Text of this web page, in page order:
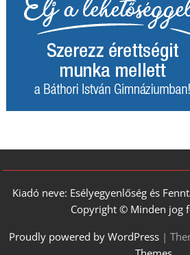
Kiadó neve: Esélyegyenlőség és
Copyright © Minden jog
Proudly powered by WordPress |